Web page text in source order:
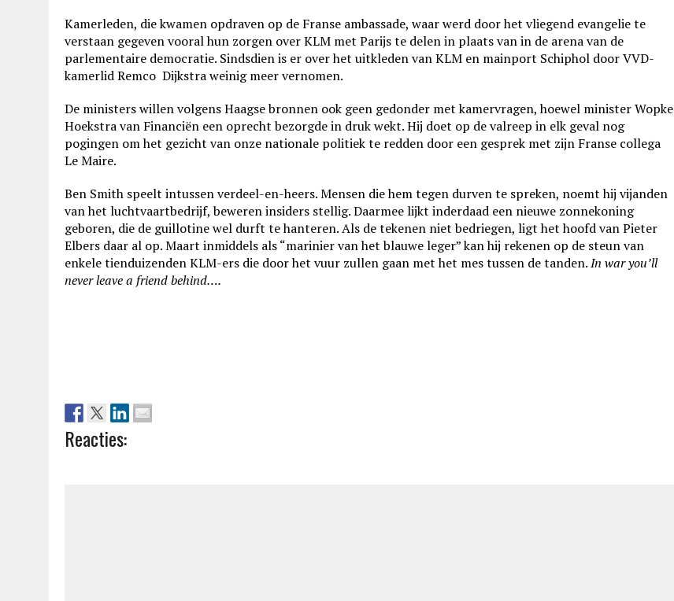
Kamerleden, die kwamen opdraven op de Franse ambassade, waar werd door het vliegend evangelie te
verstaan gegeven vooral hun zorgen over KLM met Parijs te delen in plaats van in de arena van de
parlementaire democratie. Sindsdien is er over het uitkleden van KLM en mainport Schiphol door VVD-
kamerlid Remco Dijkstra weinig meer vernomen.
De ministers willen volgens Haagse bronnen ook geen gedonder met kamervragen, hoewel minister Wopke
Hoekstra van Financiën een oprecht bezorgde in druk wekt. Hij doet op de valreep in elk geval nog
pogingen om het gezicht van onze nationale politiek te redden door een gesprek met zijn Franse collega
Le Maire.
Ben Smith speelt intussen verdeel-en-heers. Mensen die hem tegen durven te spreken, noemt hij vijanden
van het luchtvaartbedrijf, beweren insiders stellig. Daarmee lijkt inderdaad een nieuwe zonnekoning
geboren, die de guillotine wel durft te hanteren. Als de tekenen niet bedriegen, ligt het hoofd van Pieter
Elbers daar al op. Maart inmiddels als “marinier van het blauwe leger” kan hij rekenen op de steun van
enkele tienduizenden KLM-ers die door het vuur zullen gaan met het mes tussen de tanden.In war you’ll
never leave a friend behind….
Reacties: